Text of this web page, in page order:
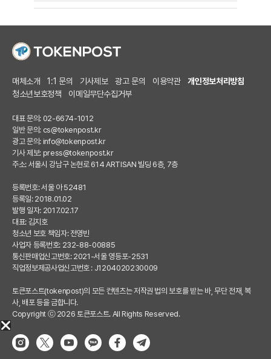
매체소개 1:1 문의 기사제보 광고 문의 이용약관
개인정보처리방침
청소년보호정책
이메일무단수집거부
대표 문의: 02-6674-1012
일반 문의: cs@tokenpost.kr
광고 문의: info@tokenpost.kr
기사 제보: press@tokenpost.kr
주소: 서울시 강남구 논현로 614 ARTISAN 빌딩 6층, 7층
등록번호: 서울 아 52481
등록일: 2018.01.02
발행 일자: 2017.02.17
대표: 김지호
청소년 보호 책임자: 전영빈
사업자 등록번호: 232-88-00885
통신판매업신고번호: 2021-서울 영등포-2531
직업정보제공사업신고번호 : J1204020230009
토큰포스트(tokenpost)의 모든 컨텐츠는 저작권 법의 보호를 받는 바, 무단 전재, 복
사, 배포 등을 금합니다.
Copyright ⓒ 2026 토큰포스트. All Rights Reserved.